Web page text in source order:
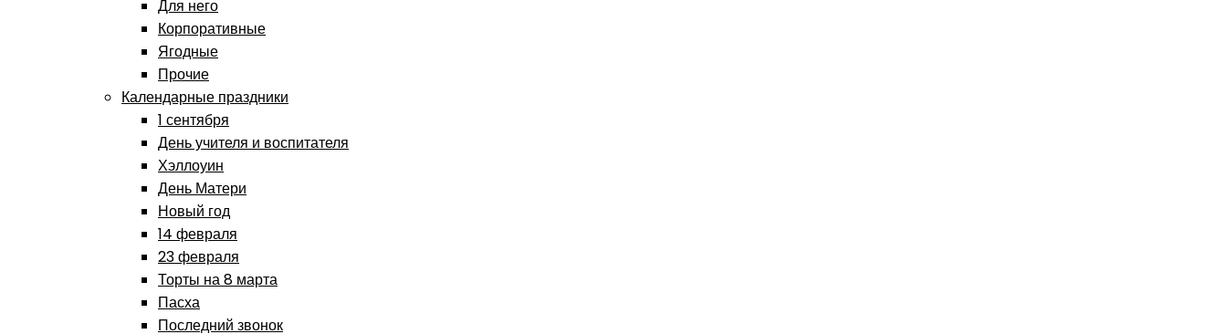
Для него
Корпоративные
Ягодные
Прочие
Календарные праздники
1 сентября
День учителя и воспитателя
Хэллоуин
День Матери
Новый год
14 февраля
23 февраля
Торты на 8 марта
Пасха
Последний звонок